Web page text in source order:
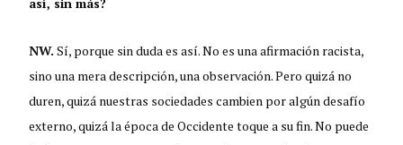
NW. Sí, porque sin duda es así. No es una afirmación racista,
sino una mera descripción, una observación. Pero quizá no
duren, quizá nuestras sociedades cambien por algún desafío
externo, quizá la época de Occidente toque a su fin. No puede